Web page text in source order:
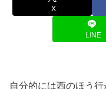
X
LINE
自分的には西のほう